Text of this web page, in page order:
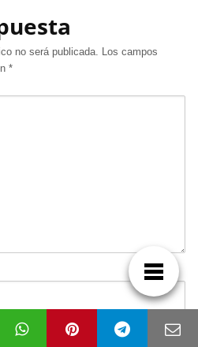
no será publicada. Los campos
*